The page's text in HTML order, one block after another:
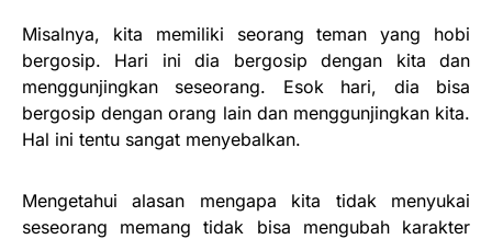
Misalnya, kita memiliki seorang teman yang hobi
bergosip. Hari ini dia bergosip dengan kita dan
menggunjingkan seseorang. Esok hari, dia bisa
bergosip dengan orang lain dan menggunjingkan kita.
Hal ini tentu sangat menyebalkan.
Mengetahui alasan mengapa kita tidak menyukai
seseorang memang tidak bisa mengubah karakter